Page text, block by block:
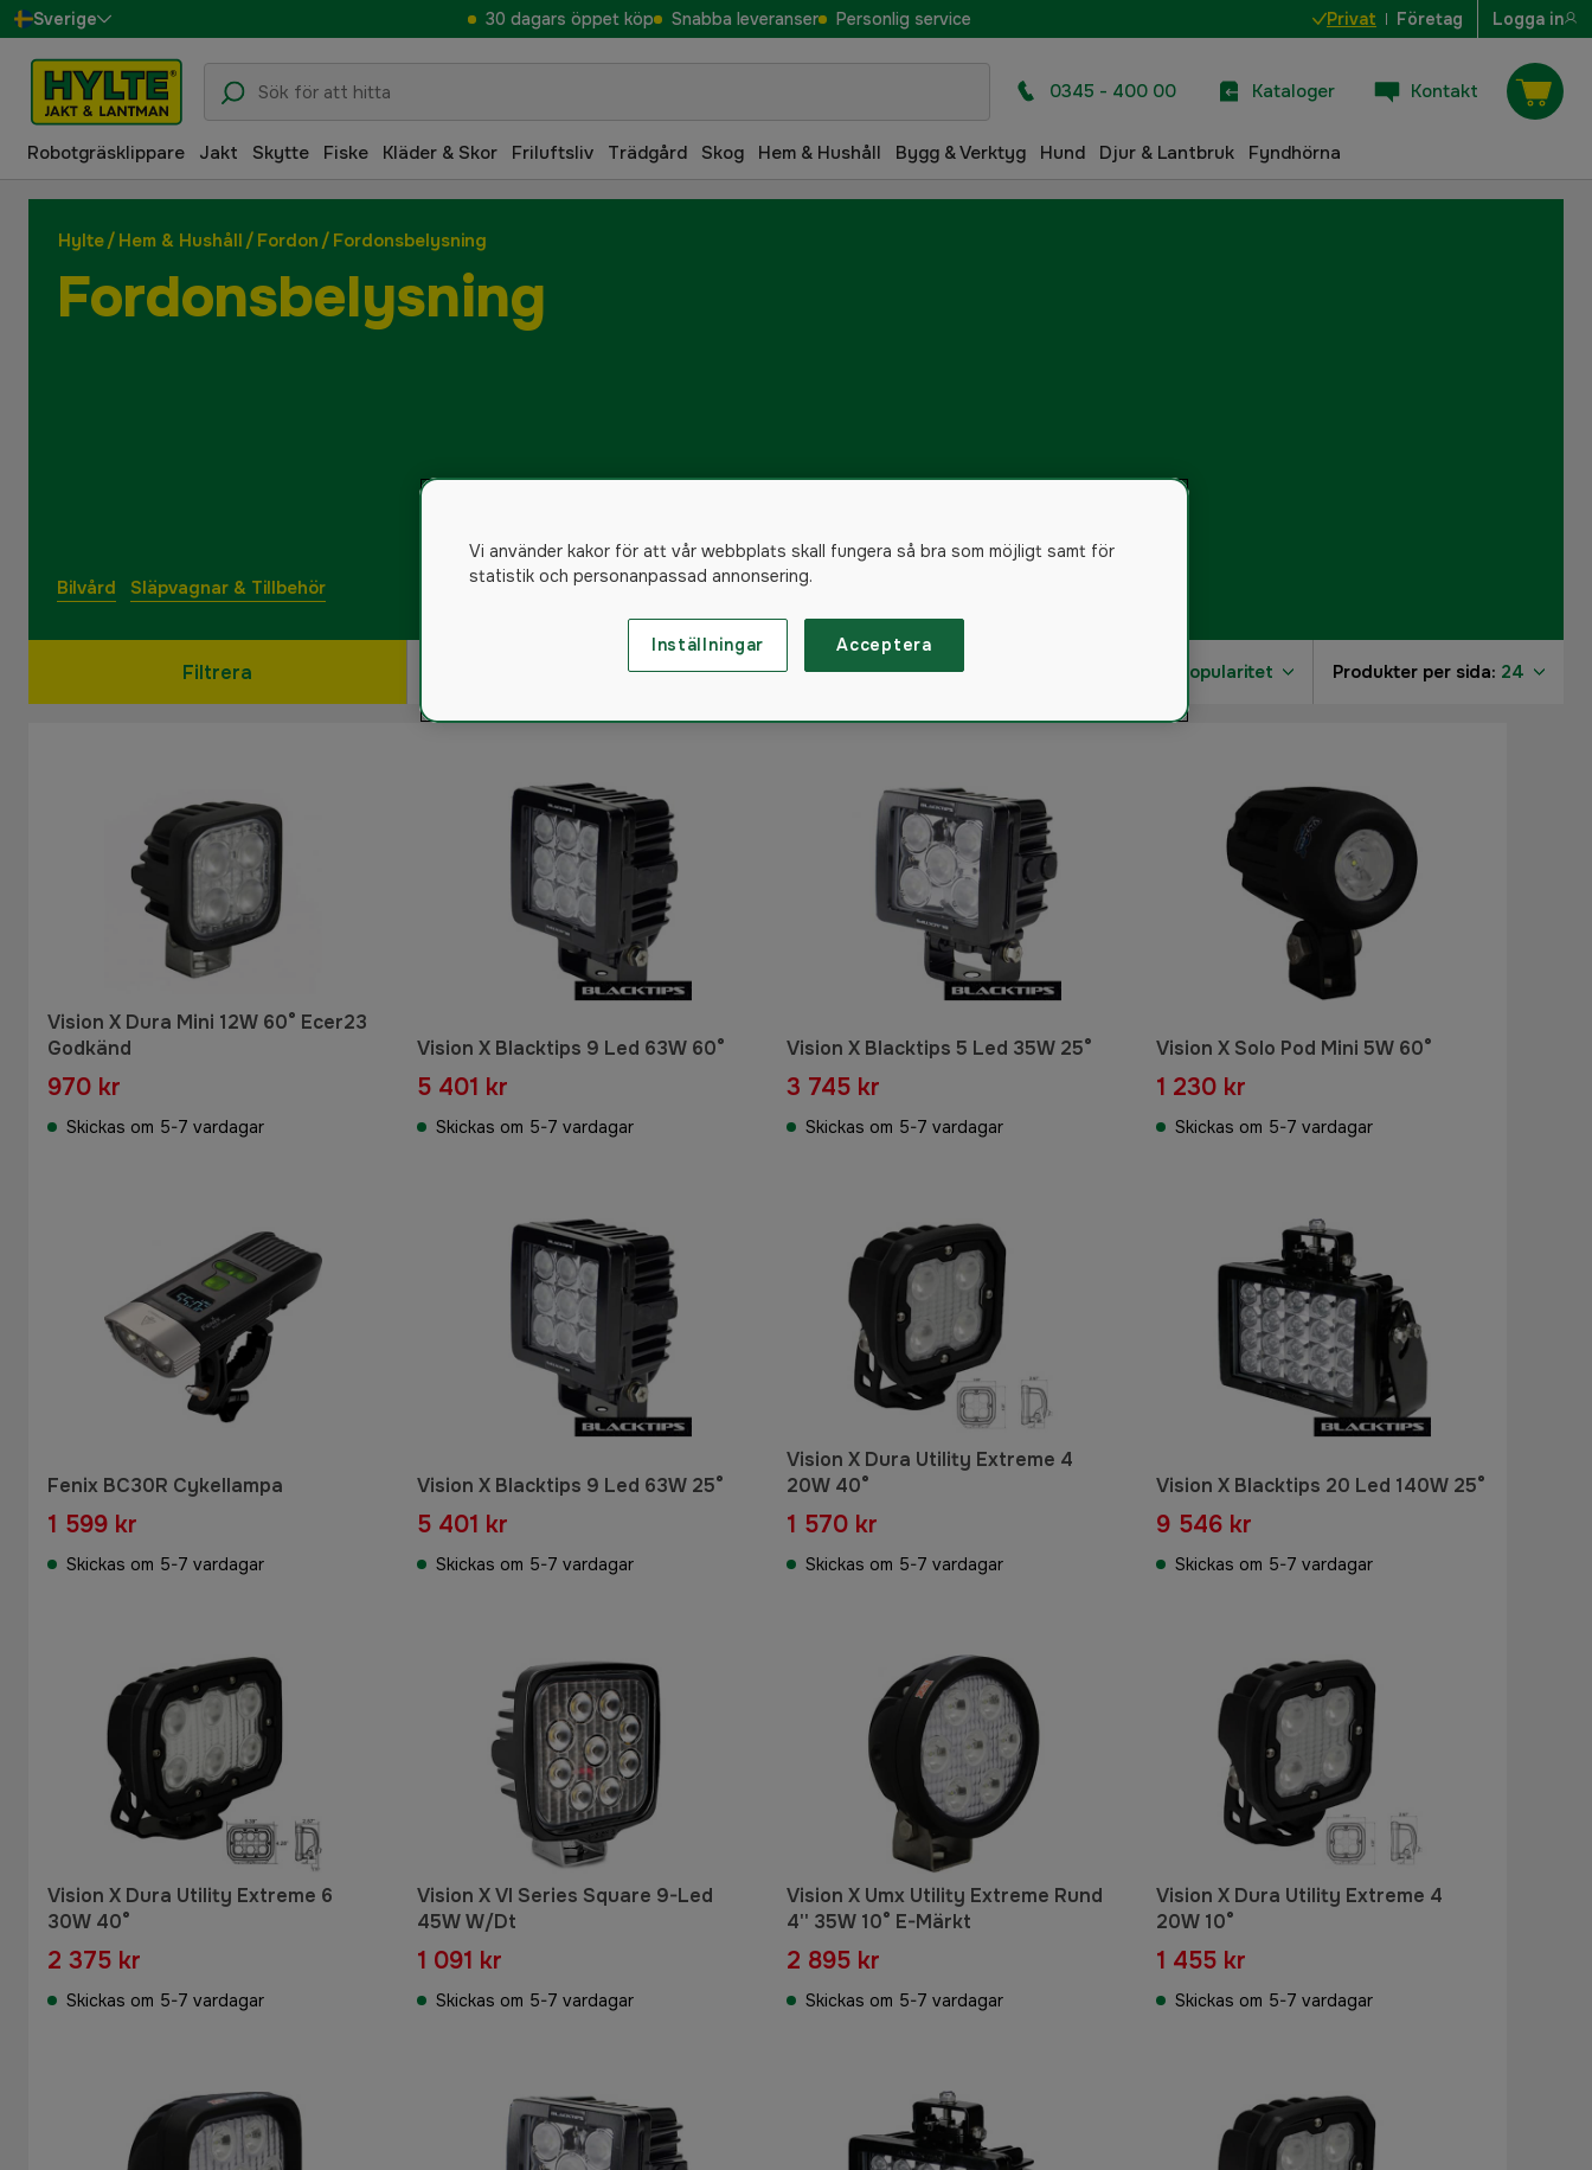
Sverige
Danmark
Suomi
Norge
30 dagars öppet köp Snabba leveranser Personlig service Privat Företag Logga in
0345 - 400 00 Kataloger Kontakt
Robotgräsklippare Jakt Skytte Fiske Kläder & Skor Friluftsliv Trädgård Skog Hem & Hushåll Bygg & Verktyg Hund Djur & Lantbruk Fyndhörna
Hylte/ Hem & Hushåll / Fordon / Fordonsbelysning
Fordonsbelysning
Bilvård Släpvagnar & Tillbehör
Filtrera 52produkter Popularitet Produkter per sida: 24
Vision X Dura Mini 12W 60° Ecer23
Godkänd
970 kr
Skickas om 5-7 vardagar
Vision X Blacktips 9 Led 63W 60°
5 401 kr
Skickas om 5-7 vardagar
Vision X Blacktips 5 Led 35W 25°
3 745 kr
Skickas om 5-7 vardagar
Vision X Solo Pod Mini 5W 60°
1 230 kr
Skickas om 5-7 vardagar
Fenix BC30R Cykellampa
1 599 kr
Skickas om 5-7 vardagar
Vision X Blacktips 9 Led 63W 25°
5 401 kr
Skickas om 5-7 vardagar
Vision X Dura Utility Extreme 4
20W 40°
1 570 kr
Skickas om 5-7 vardagar
Vision X Blacktips 20 Led 140W 25°
9 546 kr
Skickas om 5-7 vardagar
Vision X Dura Utility Extreme 6
30W 40°
2 375 kr
Skickas om 5-7 vardagar
Vision X Vl Series Square 9-Led
45W W/Dt
1 091 kr
Skickas om 5-7 vardagar
Vision X Umx Utility Extreme Rund
4'' 35W 10° E-Märkt
2 895 kr
Skickas om 5-7 vardagar
Vision X Dura Utility Extreme 4
20W 10°
1 455 kr
Skickas om 5-7 vardagar
Vi använder kakor för att vår webbplats skall fungera så bra som möjligt samt för
statistik och personanpassad annonsering.
Inställningar Acceptera